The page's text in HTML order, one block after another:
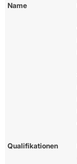
Name
Qualifikationen